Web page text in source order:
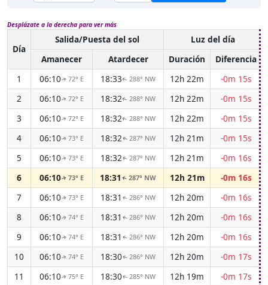
Desplázate a la derecha para ver más
Día
Salida/Puesta del sol Luz del día
Amanecer
Atardecer Duración
Diferencia
1
06:10↑72° E 18:33↑ 288° NW 12h 22m
-0m 15s
2
06:10↑72° E 18:32↑ 288° NW 12h 22m
-0m 15s
3
06:10↑72° E 18:32↑ 288° NW 12h 22m
-0m 15s
4
06:10↑73° E 18:32↑ 287° NW 12h 21m
-0m 15s
5
06:10↑73° E 18:32↑ 287° NW 12h 21m
-0m 16s
6
06:10↑73° E 18:31 ↑287° NW 12h 21m
-0m 16s
7
06:10↑73° E 18:31 ↑ 286° NW 12h 20m
-0m 16s
8
06:10↑ 74° E 18:31 ↑ 286° NW 12h 20m
-0m 16s
9
06:10↑ 74° E 18:31 ↑ 286° NW 12h 20m
-0m 16s
10
06:10↑ 74° E 18:30↑ 286° NW 12h 20m
-0m 17s
11
06:10↑ 75° E 18:30↑ 285° NW 12h 19m
-0m 17s